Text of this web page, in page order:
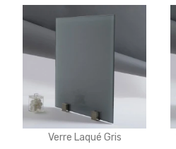
Verre Laqué Gris